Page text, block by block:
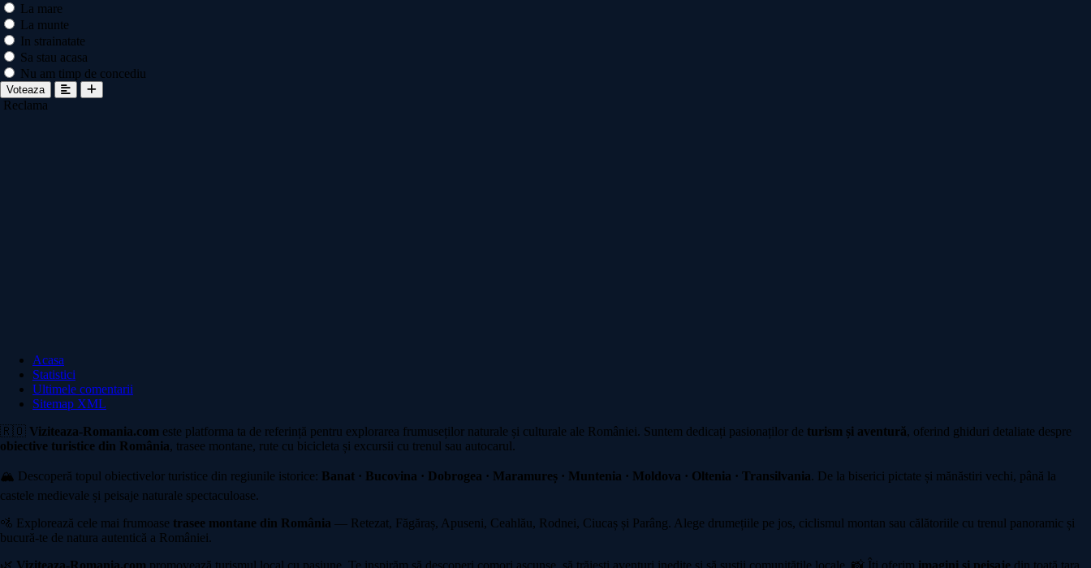
La mare
La munte
In strainatate
Sa stau acasa
Nu am timp de concediu
Voteaza
Reclama
Acasa
Statistici
Ultimele comentarii
Sitemap XML
🇷🇴 Viziteaza-Romania.com este platforma ta de referință pentru explorarea frumuseților naturale și culturale ale României. Suntem dedicați pasionaților de turism și aventură, oferind ghiduri detaliate despre
obiective turistice din România, trasee montane, rute cu bicicleta și excursii cu trenul sau autocarul.
🏔️ Descoperă topul obiectivelor turistice din regiunile istorice: Banat · Bucovina · Dobrogea · Maramureș · Muntenia · Moldova · Oltenia · Transilvania. De la biserici pictate și mănăstiri vechi, până la
castele medievale și peisaje naturale spectaculoase.
🚵 Explorează cele mai frumoase trasee montane din România — Retezat, Făgăraș, Apuseni, Ceahlău, Rodnei, Ciucaș și Parâng. Alege drumețiile pe jos, ciclismul montan sau călătoriile cu trenul panoramic și
bucură-te de natura autentică a României.
🌿 Viziteaza-Romania.com promovează turismul local cu pasiune. Te inspirăm să descoperi comori ascunse, să trăiești aventuri inedite și să susții comunitățile locale. 📸 Îți oferim imagini și peisaje din toată țara